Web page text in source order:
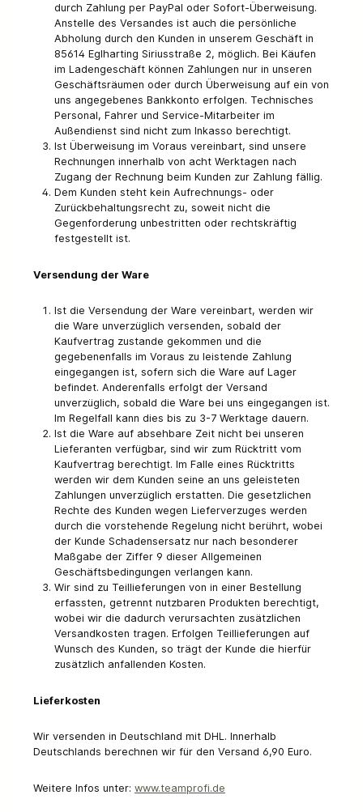
durch Zahlung per PayPal oder Sofort-Überweisung.
Anstelle des Versandes ist auch die persönliche
Abholung durch den Kunden in unserem Geschäft in
85614 Eglharting Siriusstraße 2, möglich. Bei Käufen
im Ladengeschäft können Zahlungen nur in unseren
Geschäftsräumen oder durch Überweisung auf ein von
uns angegebenes Bankkonto erfolgen. Technisches
Personal, Fahrer und Service-Mitarbeiter im
Außendienst sind nicht zum Inkasso berechtigt.
Ist Überweisung im Voraus vereinbart, sind unsere
Rechnungen innerhalb von acht Werktagen nach
Zugang der Rechnung beim Kunden zur Zahlung fällig.
Dem Kunden steht kein Aufrechnungs- oder
Zurückbehaltungsrecht zu, soweit nicht die
Gegenforderung unbestritten oder rechtskräftig
festgestellt ist.
Versendung der Ware
Ist die Versendung der Ware vereinbart, werden wir
die Ware unverzüglich versenden, sobald der
Kaufvertrag zustande gekommen und die
gegebenenfalls im Voraus zu leistende Zahlung
eingegangen ist, sofern sich die Ware auf Lager
befindet. Anderenfalls erfolgt der Versand
unverzüglich, sobald die Ware bei uns eingegangen ist.
Im Regelfall kann dies bis zu 3-7 Werktage dauern.
Ist die Ware auf absehbare Zeit nicht bei unseren
Lieferanten verfügbar, sind wir zum Rücktritt vom
Kaufvertrag berechtigt. Im Falle eines Rücktritts
werden wir dem Kunden seine an uns geleisteten
Zahlungen unverzüglich erstatten. Die gesetzlichen
Rechte des Kunden wegen Lieferverzuges werden
durch die vorstehende Regelung nicht berührt, wobei
der Kunde Schadensersatz nur nach besonderer
Maßgabe der Ziffer 9 dieser Allgemeinen
Geschäftsbedingungen verlangen kann.
Wir sind zu Teillieferungen von in einer Bestellung
erfassten, getrennt nutzbaren Produkten berechtigt,
wobei wir die dadurch verursachten zusätzlichen
Versandkosten tragen. Erfolgen Teillieferungen auf
Wunsch des Kunden, so trägt der Kunde die hierfür
zusätzlich anfallenden Kosten.
Lieferkosten
Wir versenden in Deutschland mit DHL. Innerhalb
Deutschlands berechnen wir für den Versand 6,90 Euro.
Weitere Infos unter: www.teamprofi.de